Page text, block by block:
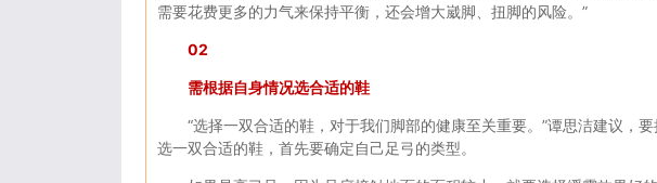
需要花费更多的力气来保持平衡，还会增大崴脚、扭脚的风险。”
02
需根据自身情况选合适的鞋
“选择一双合适的鞋，对于我们脚部的健康至关重要。”谭思洁建议，要
选一双合适的鞋，首先要确定自己足弓的类型。